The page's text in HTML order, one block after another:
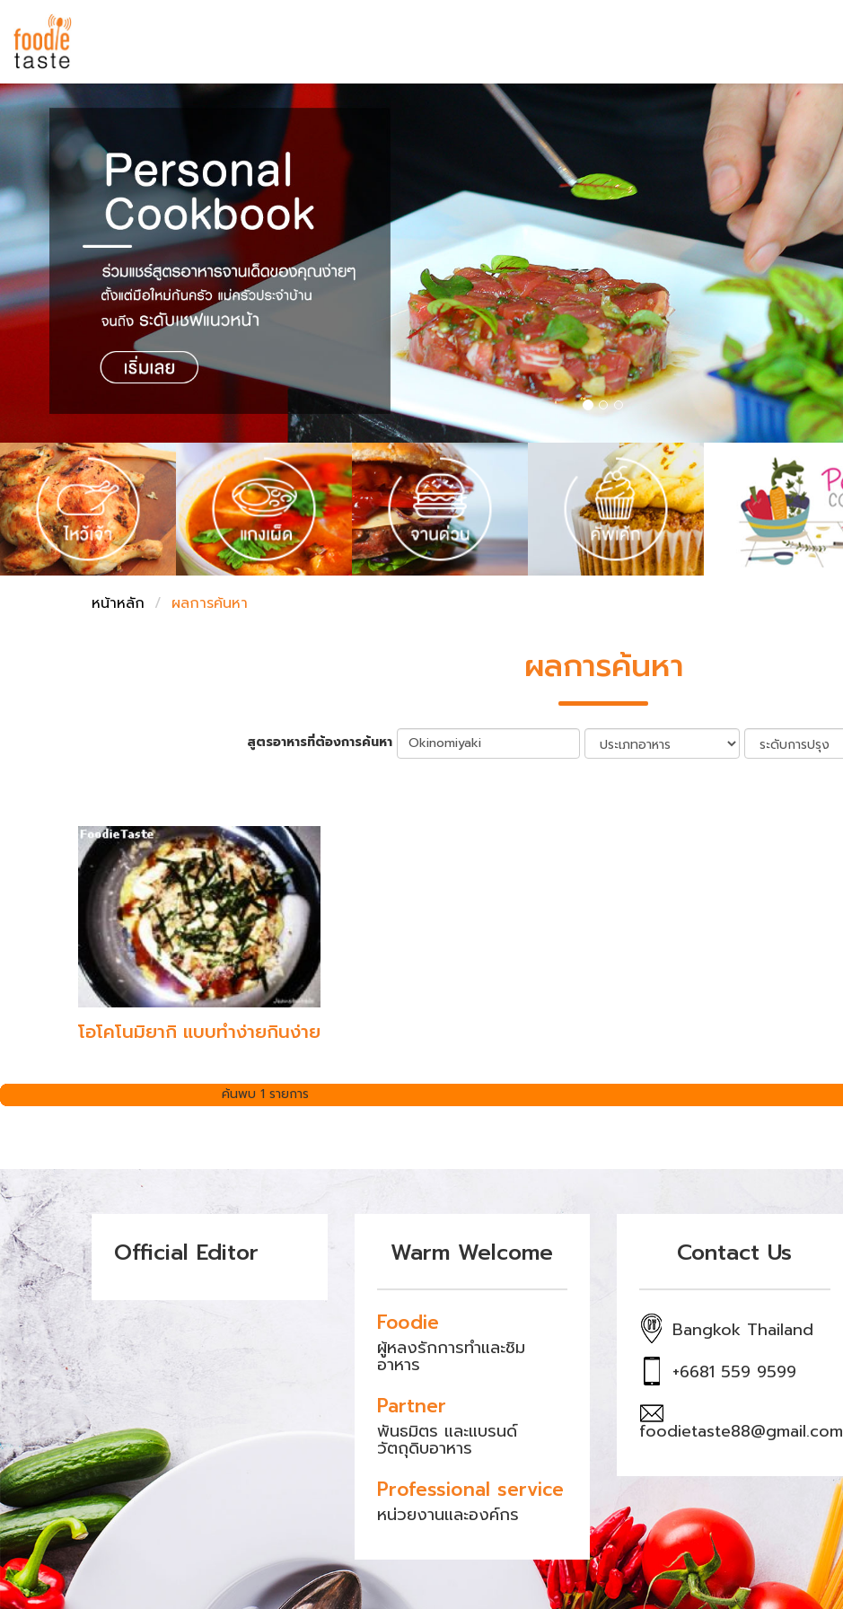
สูตรอาหาร
สูตรอาหารล่าสุด
Top Foodie
พาไปชิม
สารพันก้นครัว
เคล็ดลับน่ารู้
เปรียบเทียบหน่วยการตวง
เปรียบเทียบอุณหภูมิ
เปรียบเทียบน้ำหนักวัตถุดิบ
ชั่งตวงเนย
FoodPedia
สร้าง Cookbook
หน้าหลัก ผลการค้นหา
ผลการค้นหา
สูตรอาหารที่ต้องการค้นหา
โอโคโนมิยากิ แบบทำง่ายกินง่าย
ค้นพบ 1 รายการ
Official Editor Warm Welcome
Foodie
ผู้หลงรักการทำและชิม
อาหาร
Partner
พันธมิตร และแบรนด์
วัตถุดิบอาหาร
Professional service
หน่วยงานและองค์กร
Contact Us
Bangkok Thailand
+6681 559 9599
foodietaste88@gmail.com